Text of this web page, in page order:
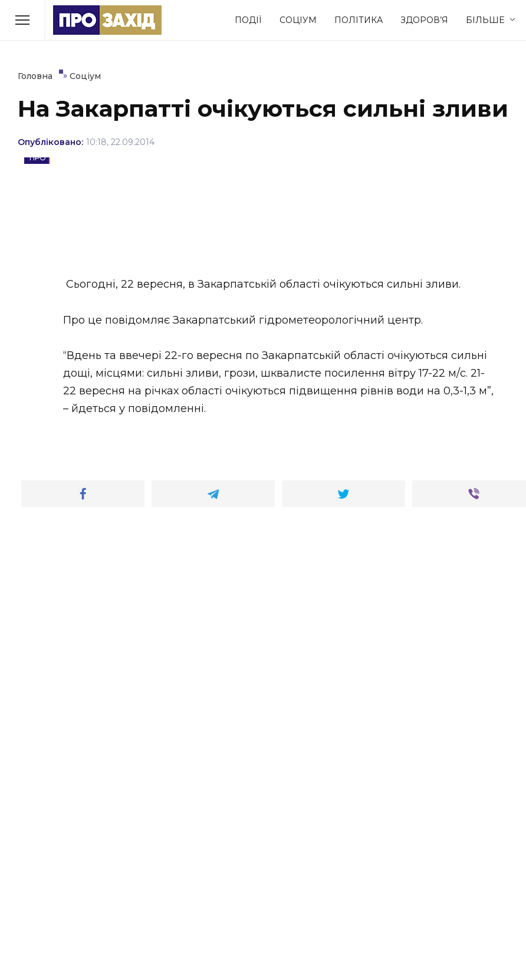
ПОДІЇ СОЦІУМ ПОЛІТИКА ЗДОРОВ’Я БІЛЬШЕ
РУБРИКИ
Економіка
Політика Соціум Спорт Стиль життя
(відеоверсія)
НОВИНИ ЗАХІДНОЇ УКРАЇНИ
ВІДЕО
Головна » Соціум
На Закарпатті очікуються сильні зливи
Опубліковано: 10:18, 22.09.2014
Сьогодні, 22 вересня, в Закарпатській області очікуються сильні зливи.
Про це повідомляє Закарпатський гідрометеорологічний центр.
“Вдень та ввечері 22-го вересня по Закарпатській області очікуються сильні
дощі, місцями: сильні зливи, грози, шквалисте посилення вітру 17-22 м/с. 21-
22 вересня на річках області очікуються підвищення рівнів води на 0,3-1,3 м”,
– йдеться у повідомленні.